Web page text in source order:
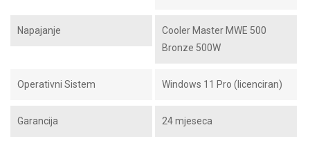
Napajanje
Cooler Master MWE 500
Bronze 500W
Operativni Sistem Windows 11 Pro (licenciran)
Garancija 24 mjeseca